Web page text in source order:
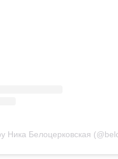
Ника Белоцерковская